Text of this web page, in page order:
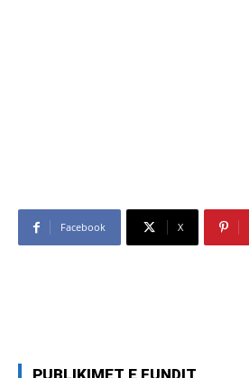
Facebook X